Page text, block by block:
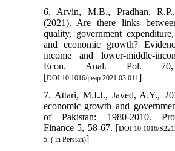
6. Arvin, M.B., Pradhan,
(2021). Are there links
quality, government
and economic growth?
income and lower-middle-
Econ. Anal. Pol. 70,
[DOI:10.1016/j.eap.2021.03.011]
7. Attari, M.I.J., Javed, A.Y.,
economic growth and
of Pakistan: 1980-2010.
Finance 5, 58-67. [DOI:10.1016/
5. ( in Persian)]